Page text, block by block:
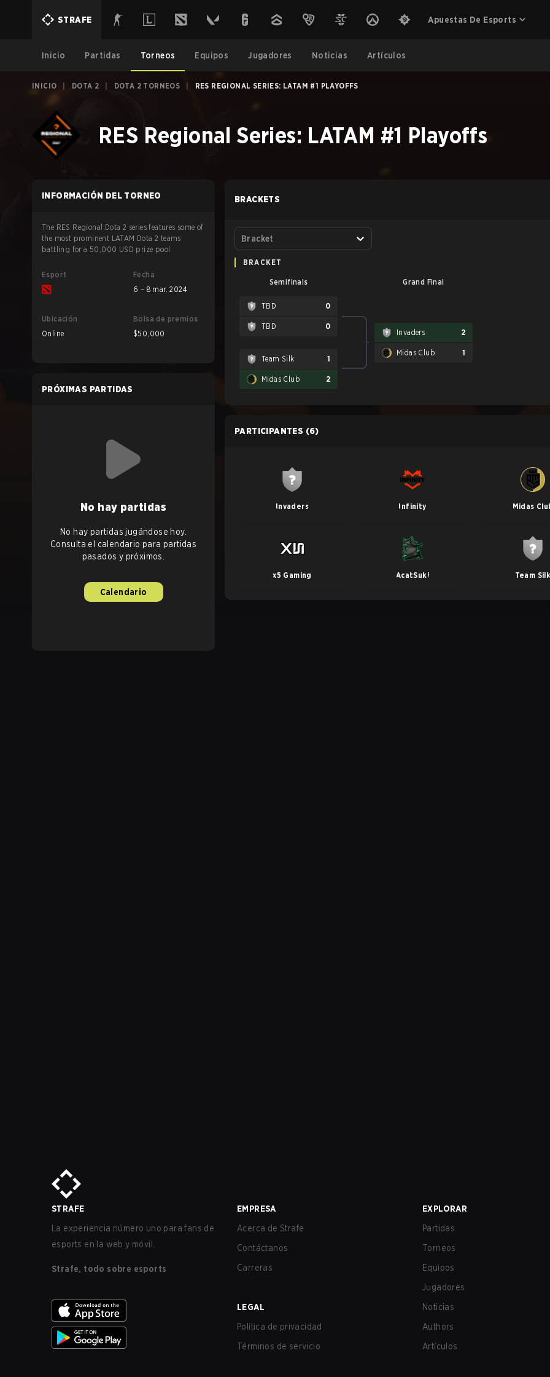
STRAFE Apuestas De Esports
Inicio Partidas Torneos Equipos Jugadores Noticias Artículos
INICIO DOTA 2 DOTA 2 TORNEOS RES REGIONAL SERIES: LATAM #1 PLAYOFFS
RES Regional Series: LATAM #1 Playoffs
INFORMACIÓN DEL TORNEO
The RES Regional Dota 2 series features some of
the most prominent LATAM Dota 2 teams
battling for a 50,000 USD prize pool.
Esport
Fecha
6 – 8 mar. 2024
Ubicación
Online
Bolsa de premios
$50,000
PRÓXIMAS PARTIDAS
No hay partidas
No hay partidas jugándose hoy.
Consulta el calendario para partidas
pasados y próximos.
Calendario
BRACKETS
Bracket
BRACKET
Semifinals Grand Final
TBD 0
TBD 0
Team Silk 1
Midas Club 2
Invaders 2
Midas Club 1
PARTICIPANTES (6)
Invaders Infinity Midas
x5 Gaming AcatSuki Team Silk
STRAFE
La experiencia número uno para fans de
esports en la web y móvil.
Strafe, todo sobre esports
EMPRESA
Acerca de Strafe
Contáctanos
Carreras
LEGAL
Política de privacidad
Términos de servicio
EXPLORAR
Partidas
Torneos
Equipos
Jugadores
Noticias
Authors
Artículos